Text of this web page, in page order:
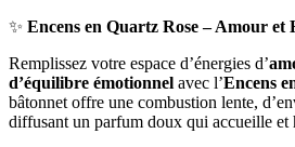
✨ Encens en Quartz Rose – Amour et
Remplissez votre espace d’énergies d’
d’équilibre émotionnel avec l’Encens
bâtonnet offre une combustion lente,
diffusant un parfum doux qui accueille et